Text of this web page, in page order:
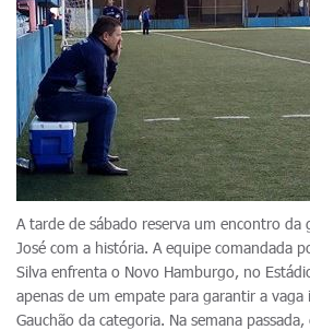
A tarde de sábado reserva um encontro da
José com a história. A equipe comandada
Silva enfrenta o Novo Hamburgo, no
apenas de um empate para garantir a vaga
Gauchão da categoria. Na semana